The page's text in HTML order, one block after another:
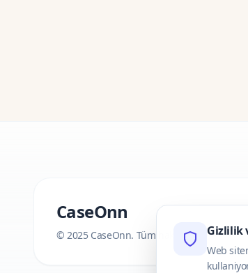
CaseOnn
© 2025 CaseOnn. Tüm hakları saklıdır.Gizlilik
Web